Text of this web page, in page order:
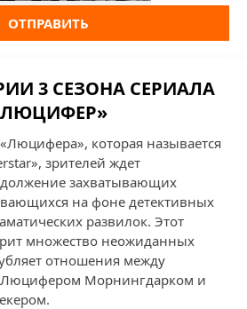
ОТПРАВИТЬ
3 СЕЗОНА СЕРИАЛА
которая называется
зрителей ждет
захватывающих
на фоне детективных
развилок. Этот
множество неожиданных
отношения между
Морнингдарком и